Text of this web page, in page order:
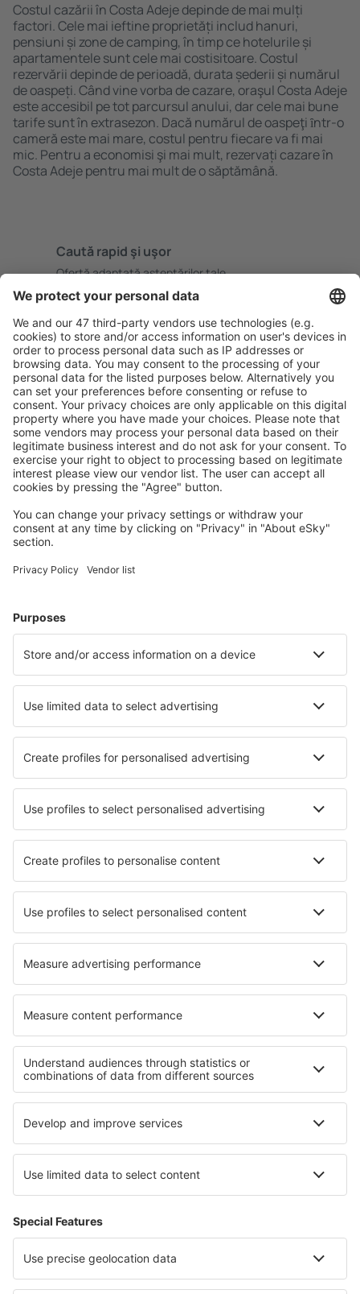
Costul cazării în Costa Adeje depinde de mai mulți
factori. Cele mai ieftine proprietăți includ hanuri,
pensiuni și zone de camping, în timp ce hotelurile și
apartamentele sunt cele mai costisitoare. Costul
rezervării depinde de perioadă, durata șederii și numărul
de oaspeți. Când vine vorba de cazare, oraşul Costa Adeje
este accesibil pe tot parcursul anului, dar cele mai bune
tarife sunt în extrasezon. Dacă numărul de oaspeţi ȋntr-o
cameră este mai mare, costul pentru fiecare va fi mai
mic. Pentru a economisi şi mai mult, rezervați cazare în
Costa Adeje pentru mai mult de o săptămână.
Caută rapid şi uşor
Ofertă adaptată aşteptărilor tale.
Planifică ȋn siguranţă
Rezervare fără griji cu opțiune gratuită de anulare.
Economiseşte mai mult
Prețuri atractive și oferte speciale pentru utilizatorii
conectați.
Cazarea preferată
Alege din peste 1,3 mil. de opţiuni: hoteluri, cabane,
Cele mai căutate cazări de către utilizatorii eSky
Cazare în Malaga
Cazare în Barcelona Cazare în Madrid
Cazare în Granada Cazare în Capdepera
Cazare în Playa Blanca Cazare în Alhaurin de la Torre
Cele mai bune locuri de cazare - orașe
Cazare în Johannesburg Cazare în Saint-Cere
Cazare în Valsavarenche Cazare în Lichtenstein
Cazare în Rio Vista Cazare Muyuping
Cele mai bune locuri de cazare - regiuni
Cazare in Costa de Valencia Cazare in Costa Dorada
Cazare in Costa del Azahar Cazare in Formentera
Cazare in Cantabria Cazare in Blagoevgrad
Cazare in Carinthia Cazare in Ñuble